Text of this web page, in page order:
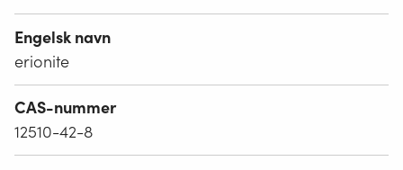
Engelsk navn
erionite
CAS-nummer
12510-42-8